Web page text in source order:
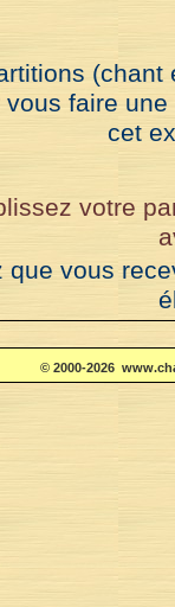
(chant
vous faire
cet
votre
que vous
les 24
© 2000-2026